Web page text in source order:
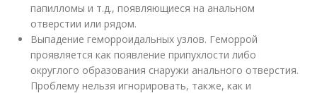
папилломы и т.д., появляющиеся на анальном
отверстии или рядом.
Выпадение геморроидальных узлов. Геморрой
проявляется как появление припухлости либо
округлого образования снаружи анального отверстия.
Проблему нельзя игнорировать, также, как и